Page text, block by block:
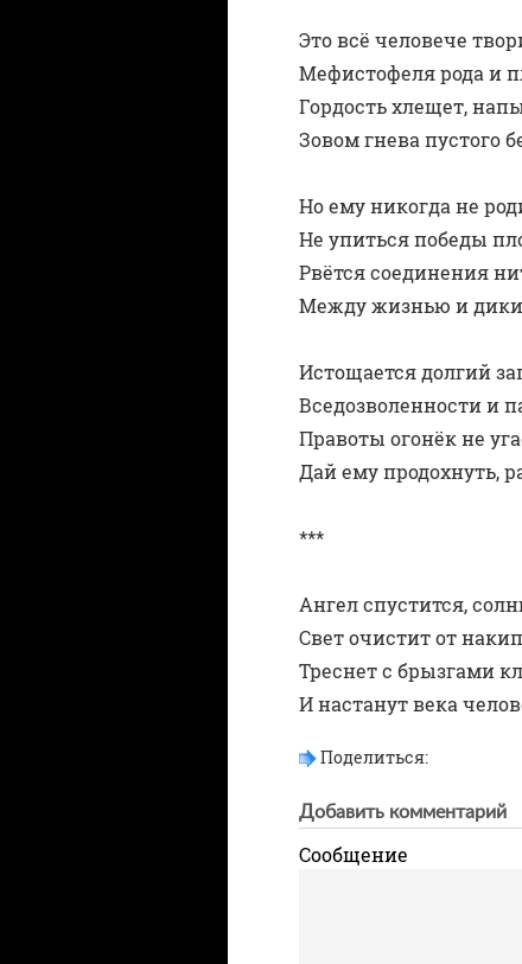
Это всё человече
Мефистофеля рода и
Гордость хлещет,
Зовом гнева пустого
Но ему никогда не
Не упиться победы
Рвётся соединения
Между жизнью и
Истощается долгий
Вседозволенности и
Правоты огонёк не
Дай ему продохнуть,
***
Ангел спустится,
Свет очистит от
Треснет с брызгами
И настанут века
Поделиться:
Добавить комментарий
Сообщение